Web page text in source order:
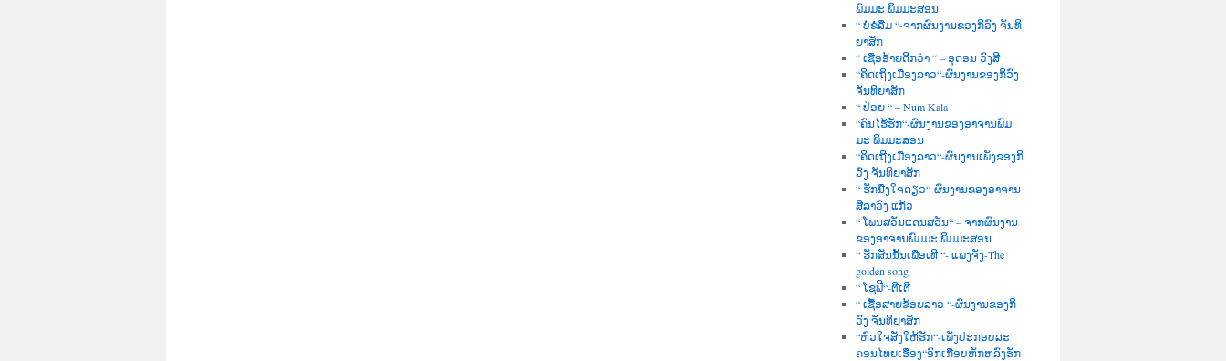
ພົມມະ ພິມມະສອນ
“ ບໍ່ຂໍລືມ “-ຈາກຜົນງານຂອງກິວົງ ຈັນທິ
ຍາສັກ
“ ເຊື່ອອ້າຍດີກວ່າ “ – ອຸດອນ ວົງສີ
“ຄິດເຖິງເມືອງລາວ“-ຜົນງານຂອງກິວົງ
ຈັນທິຍາສັກ
“ ປ່ອຍ “ – Num Kala
“ຄົນໄຮ້ຮັກ“-ຜົນງານຂອງອາຈານພົມ
ມະ ພິມມະສອນ
“ຄິດເຖີງເມືອງລາວ“-ຜົນງານເພັງຂອງກິ
ວົງ ຈັນທິຍາສັກ
“ ຮັກນື່ງໃຈດຽວ“-ຜົນງານຂອງອາຈານ
ສີລາວົງ ແກ້ວ
“ ໂພນສວັນແດນສວັນ“ – ຈາກຜົນງານ
ຂອງອາຈານພົມມະ ພິມມະສອນ
“ ຮັກສັນນັ້ນເພື່ອເທີ “- ແພງຈັງ-The
golden song
“ ໂຊຟີ“-ຕີເຕີ
“ ເຊື້ອສາຍຂ້ອຍລາວ “-ຜົນງານຂອງກິ
ວົງ ຈັນທິຍາສັກ
“ຫົວໃຈສັ່ງໃຫ້ຮັກ“-ເພັງປະກອບລະ
ຄອນໄທຍເຮື່ອງ“ອົກເກືອບຫັກຫລົງຮັກ